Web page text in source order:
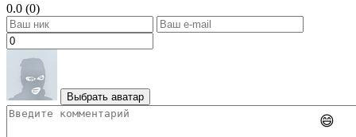
0.0 (0)
Выбрать аватар
😄